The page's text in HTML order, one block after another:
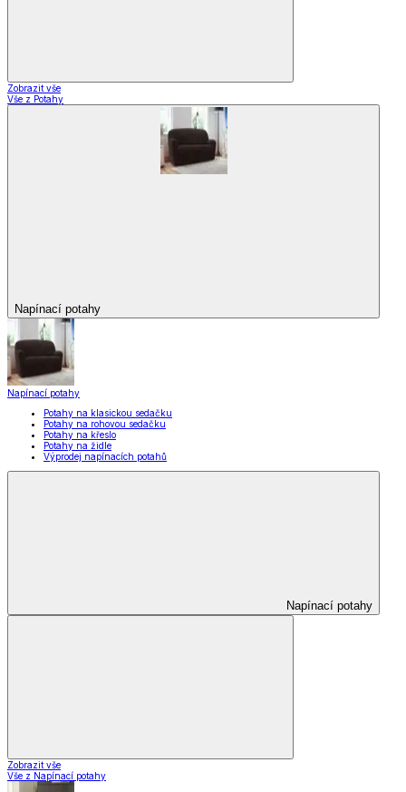
Zobrazit vše
Vše z Potahy
Napínací potahy
Napínací potahy
Potahy na klasickou sedačku
Potahy na rohovou sedačku
Potahy na křeslo
Potahy na židle
Výprodej napínacích potahů
Napínací potahy
Zobrazit vše
Vše z Napínací potahy